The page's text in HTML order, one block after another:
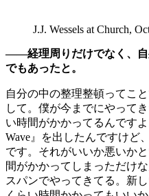
J.J. Wessels at Church,
——経理周りだけでなく、自
でもあったと。
自分の中の整理整頓ってこ
して。僕が今までにやって
い時間がかかってるんです
Wave』を出したんですけど
です。それがいいか悪いか
間がかかってしまっただけ
スパンでやってきてる。新